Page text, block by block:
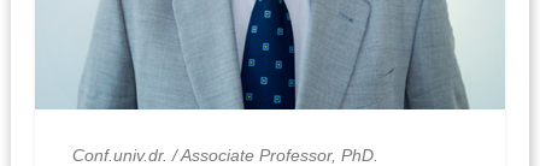
Conf.univ.dr. / Associate Professor, PhD.